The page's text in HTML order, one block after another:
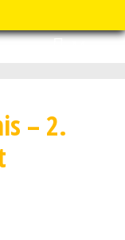
– 2.